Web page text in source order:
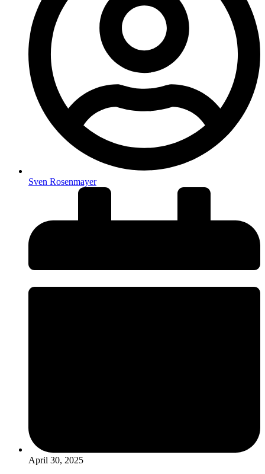
Sven Rosenmayer
April 30, 2025